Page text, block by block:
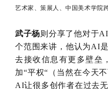
艺术家、策展人、中国美术学院
武子杨则分享了他对于
个范围来讲，他认为AI
去接收信息有更多壁垒
加“平权“（当然在今天
AI让很多创作者在过去